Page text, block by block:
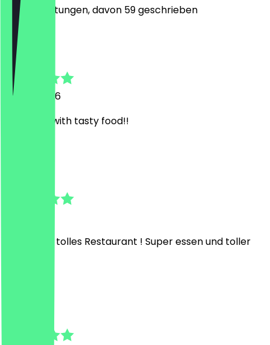
353 Bewertungen, davon 59 geschrieben
Martina
25. Juli 2026
Nice spot with tasty food!!
Unfassbar tolles Restaurant ! Super essen und toller